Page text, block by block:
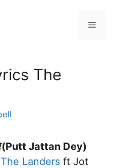
Menu
The
(Putt Jattan Dey)
The Landers ft Jot